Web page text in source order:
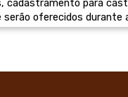
cadastramento para
oferecidos durante